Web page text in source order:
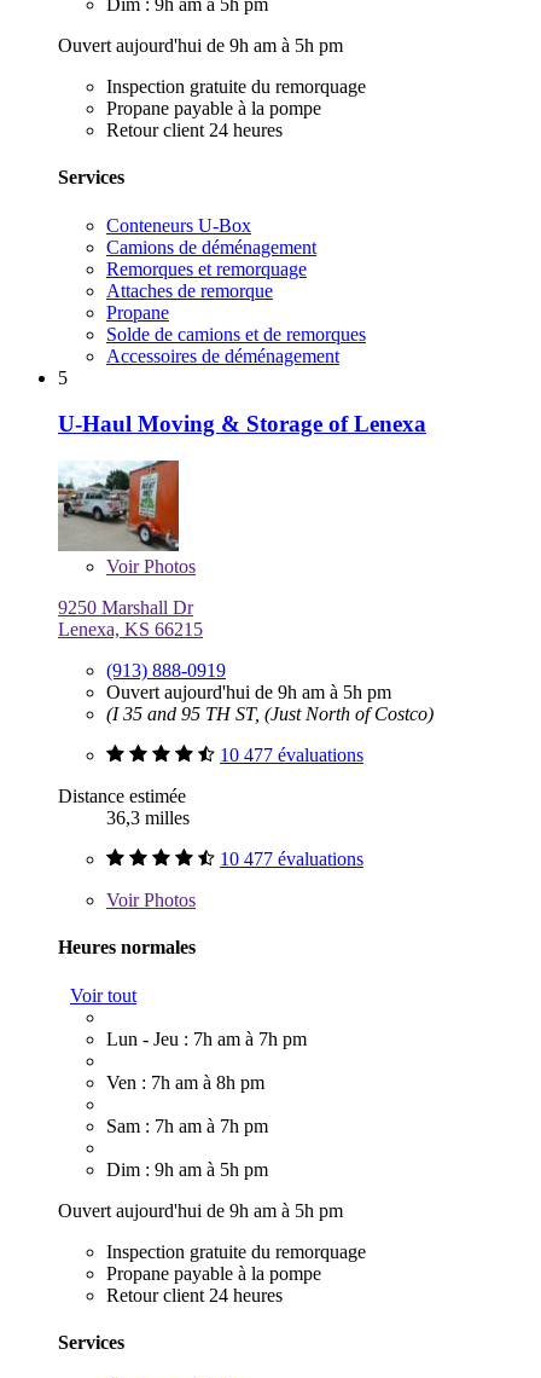
Dim : 9h am à 5h pm
Ouvert aujourd'hui de 9h am à 5h pm
Inspection gratuite du remorquage
Propane payable à la pompe
Retour client 24 heures
Services
Conteneurs U-Box
Camions de déménagement
Remorques et remorquage
Attaches de remorque
Propane
Solde de camions et de remorques
Accessoires de déménagement
5
U-Haul Moving & Storage of Lenexa
VoirPhotos
9250 Marshall Dr
Lenexa, KS 66215
(913) 888-0919
Ouvert aujourd'hui de 9h am à 5h pm
(I 35 and 95 TH ST, (Just North of Costco)
10 477 évaluations
Distance estimée
36,3 milles
10 477 évaluations
VoirPhotos
Heures normales
Voir tout
Lun - Jeu : 7h am à 7h pm
Ven : 7h am à 8h pm
Sam : 7h am à 7h pm
Dim : 9h am à 5h pm
Ouvert aujourd'hui de 9h am à 5h pm
Inspection gratuite du remorquage
Propane payable à la pompe
Retour client 24 heures
Services